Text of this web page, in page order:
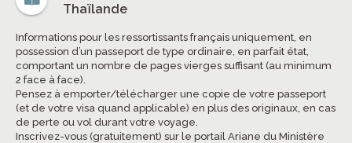
Thaïlande
Informations pour les ressortissants français uniquement, en
possession d’un passeport de type ordinaire, en parfait état,
comportant un nombre de pages vierges suffisant (au minimum
2 face à face).
Pensez à emporter/télécharger une copie de votre passeport
(et de votre visa quand applicable) en plus des originaux, en cas
de perte ou vol durant votre voyage.
Inscrivez-vous (gratuitement) sur le portail Ariane du Ministère